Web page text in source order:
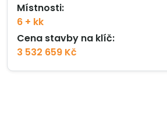
Místnosti:
6 + kk
Cena stavby na klíč:
3 532 659 Kč